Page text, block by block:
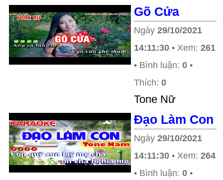
Gõ Cửa
Ngày 29/10/2021
14:11:30 • Xem: 261
• Bình luận: 0 •
Thích: 0
Tone Nữ
Đạo Làm Con
Ngày 29/10/2021
14:11:30 • Xem: 264
• Bình luận: 0 •